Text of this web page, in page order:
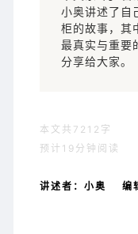
小奥讲述了自
柜的故事，其
最真实与重要
分享给大家。
本文共7212字
预计19分钟阅读
讲述者：小奥 编